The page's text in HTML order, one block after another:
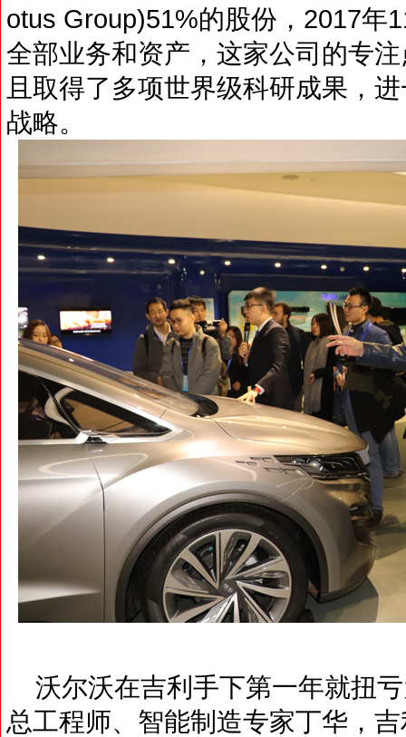
otus Group)51%的股份，2017年
全部业务和资产，这家公司的专
且取得了多项世界级科研成果，
战略。
沃尔沃在吉利手下第一年就扭
总工程师、智能制造专家丁华，